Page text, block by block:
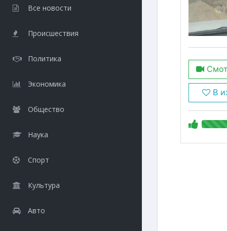
Все новости
Происшествия
Политика
Экономика
Общество
Наука
Спорт
Культура
Авто
В